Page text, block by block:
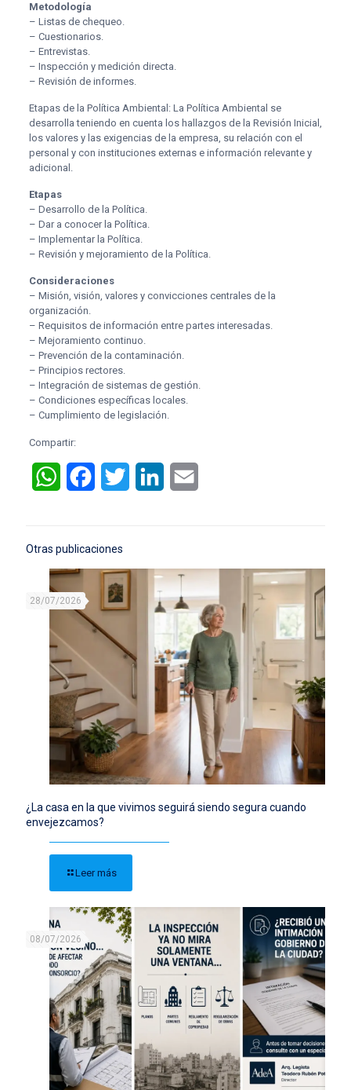
Metodología
– Listas de chequeo.
– Cuestionarios.
– Entrevistas.
– Inspección y medición directa.
– Revisión de informes.
Etapas de la Política Ambiental: La Política Ambiental se
desarrolla teniendo en cuenta los hallazgos de la Revisión Inicial,
los valores y las exigencias de la empresa, su relación con el
personal y con instituciones externas e información relevante y
adicional.
Etapas
– Desarrollo de la Política.
– Dar a conocer la Política.
– Implementar la Política.
– Revisión y mejoramiento de la Política.
Consideraciones
– Misión, visión, valores y convicciones centrales de la
organización.
– Requisitos de información entre partes interesadas.
– Mejoramiento continuo.
– Prevención de la contaminación.
– Principios rectores.
– Integración de sistemas de gestión.
– Condiciones específicas locales.
– Cumplimiento de legislación.
Compartir:
WhatsAppFacebookTwitter LinkedIn
Otras publicaciones
28/07/2026
¿La casa en la que vivimos seguirá siendo segura cuando
envejezcamos?
Leer más
08/07/2026